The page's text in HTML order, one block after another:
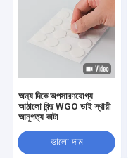
অন্য দিকে অপসারণযোগ্য
আঠালো বিন্দু WGO ডাই স্থায়ী
আনুগত্য কাটা
ভালো দাম